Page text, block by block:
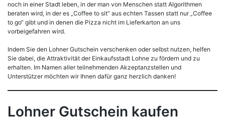
noch in einer Stadt leben, in der man von Menschen statt Algorithmen
beraten wird, in der es „Coffee to sit“ aus echten Tassen statt nur „Coffee
to go“ gibt und in denen die Pizza nicht im Lieferkarton an uns
vorbeigefahren wird.
Indem Sie den Lohner Gutschein verschenken oder selbst nutzen, helfen
Sie dabei, die Attraktivität der Einkaufsstadt Lohne zu fördern und zu
erhalten. Im Namen aller teilnehmenden Akzeptanzstellen und
Unterstützer möchten wir Ihnen dafür ganz herzlich danken!
Lohner Gutschein kaufen